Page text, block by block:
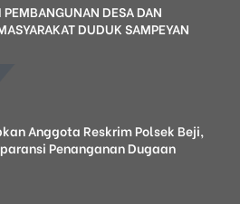
DESA DAN
DUDUK SAMPEYAN
Anggota Reskrim Polsek Beji,
Penanganan Dugaan